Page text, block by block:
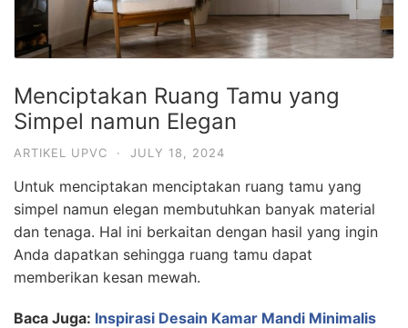
Menciptakan Ruang Tamu yang
Simpel namun Elegan
ARTIKEL UPVC · JULY 18, 2024
Untuk menciptakan menciptakan ruang tamu yang
simpel namun elegan membutuhkan banyak material
dan tenaga. Hal ini berkaitan dengan hasil yang ingin
Anda dapatkan sehingga ruang tamu dapat
memberikan kesan mewah.
Baca Juga: Inspirasi Desain Kamar Mandi Minimalis